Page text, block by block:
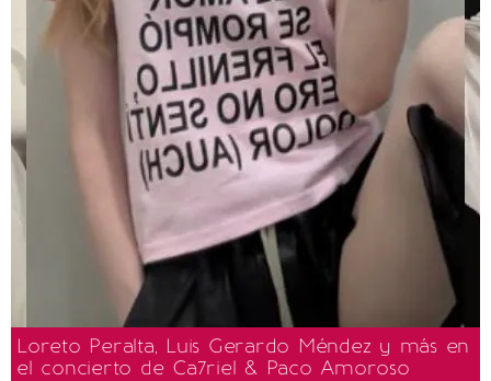
Loreto Peralta, Luis Gerardo Méndez y más en
el concierto de Ca7riel & Paco Amoroso